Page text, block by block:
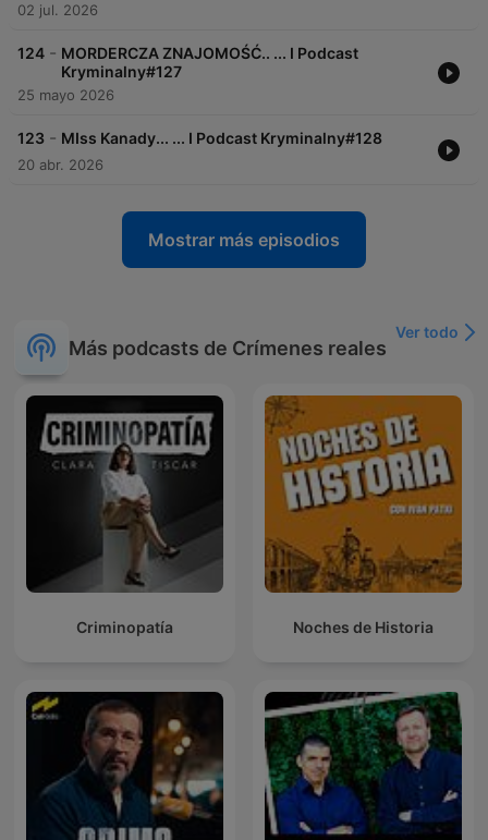
02 jul. 2026
124 - MORDERCZA ZNAJOMOŚĆ.. ... I Podcast
Kryminalny#127
25 mayo 2026
123 - MIss Kanady... ... I Podcast Kryminalny#128
20 abr. 2026
Mostrar más episodios
Más podcasts de Crímenes reales
Ver todo
Criminopatía Noches de Historia